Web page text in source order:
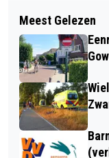
INGAAN
Meest Gelezen